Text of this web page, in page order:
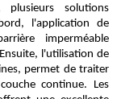
plusieurs solutions
l'application de
imperméable
l'utilisation de
permet de traiter
continue. Les